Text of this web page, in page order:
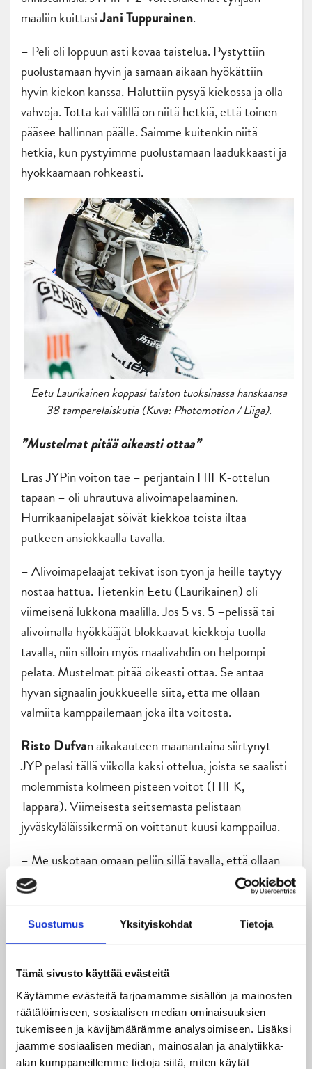
Suostumus Yksityiskohdat Tietoja
Tämä sivusto käyttää evästeitä
Käytämme evästeitä tarjoamamme sisällön ja mainosten
räätälöimiseen, sosiaalisen median ominaisuuksien
tukemiseen ja kävijämäärämme analysoimiseen. Lisäksi
jaamme sosiaalisen median, mainosalan ja analytiikka-
alan kumppaneillemme tietoja siitä, miten käytät
maaliin kuittasiJani Tuppurainen.
– Peli oli loppuun asti kovaa taistelua. Pystyttiin
puolustamaan hyvin ja samaan aikaan hyökättiin
hyvin kiekon kanssa. Haluttiin pysyä kiekossa ja olla
vahvoja. Totta kai välillä on niitä hetkiä, että toinen
pääsee hallinnan päälle. Saimme kuitenkin niitä
hetkiä, kun pystyimme puolustamaan laadukkaasti ja
hyökkäämään rohkeasti.
Eetu Laurikainen koppasi taiston tuoksinassa hanskaansa
38 tamperelaiskutia (Kuva: Photomotion / Liiga).
”Mustelmat pitää oikeasti ottaa”
Eräs JYPin voiton tae – perjantain HIFK-ottelun
tapaan – oli uhrautuva alivoimapelaaminen.
Hurrikaanipelaajat söivät kiekkoa toista iltaa
putkeen ansiokkaalla tavalla.
– Alivoimapelaajat tekivät ison työn ja heille täytyy
nostaa hattua. Tietenkin Eetu (Laurikainen) oli
viimeisenä lukkona maalilla. Jos 5 vs. 5 –pelissä tai
alivoimalla hyökkääjät blokkaavat kiekkoja tuolla
tavalla, niin silloin myös maalivahdin on helpompi
pelata. Mustelmat pitää oikeasti ottaa. Se antaa
hyvän signaalin joukkueelle siitä, että me ollaan
valmiita kamppailemaan joka ilta voitosta.
Risto Dufvan aikakauteen maanantaina siirtynyt
JYP pelasi tällä viikolla kaksi ottelua, joista se saalisti
molemmista kolmeen pisteen voitot (HIFK,
Tappara). Viimeisestä seitsemästä pelistään
jyväskyläläissikermä on voittanut kuusi kamppailua.
– Me uskotaan omaan peliin sillä tavalla, että ollaan
rohkeita pelin kanssa. Halutaan tehdä ratkaisuja,
mutta ollaan myös viisaita. Ne asiat konkretisoituivat
hyvin vahvasti tämän viikon peleissä. Fiksu
pelaaminen oikeilla hetkillä korostui viikonlopun
Seuraavan kerran JYP on tositoimissa ensi
perjantaina, jolloin LähiTapiola Areenalla vastaan
asettuu Tampereen Ilves.